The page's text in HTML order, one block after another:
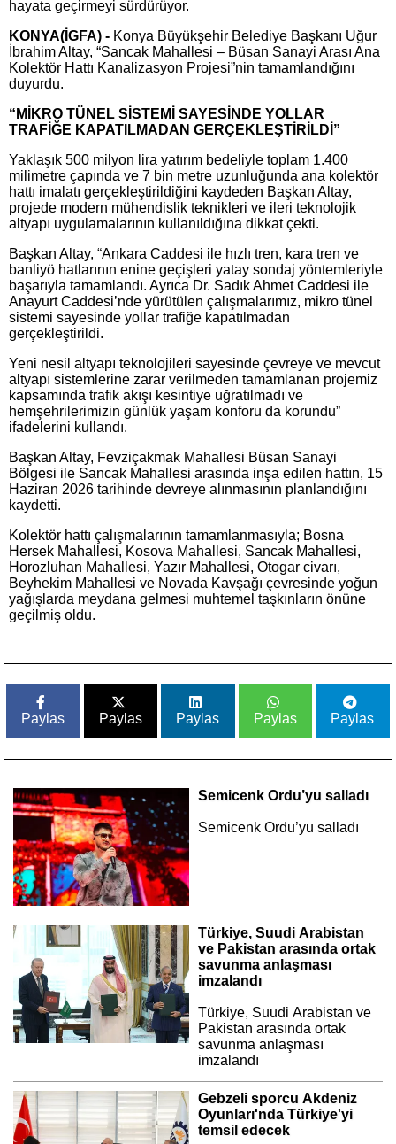
hayata geçirmeyi sürdürüyor.
KONYA(İGFA) - Konya Büyükşehir Belediye Başkanı Uğur
İbrahim Altay, “Sancak Mahallesi – Büsan Sanayi Arası Ana
Kolektör Hattı Kanalizasyon Projesi”nin tamamlandığını
duyurdu.
“MİKRO TÜNEL SİSTEMİ SAYESİNDE YOLLAR
TRAFİĞE KAPATILMADAN GERÇEKLEŞTİRİLDİ”
Yaklaşık 500 milyon lira yatırım bedeliyle toplam 1.400
milimetre çapında ve 7 bin metre uzunluğunda ana kolektör
hattı imalatı gerçekleştirildiğini kaydeden Başkan Altay,
projede modern mühendislik teknikleri ve ileri teknolojik
altyapı uygulamalarının kullanıldığına dikkat çekti.
Başkan Altay, “Ankara Caddesi ile hızlı tren, kara tren ve
banliyö hatlarının enine geçişleri yatay sondaj yöntemleriyle
başarıyla tamamlandı. Ayrıca Dr. Sadık Ahmet Caddesi ile
Anayurt Caddesi’nde yürütülen çalışmalarımız, mikro tünel
sistemi sayesinde yollar trafiğe kapatılmadan
gerçekleştirildi.
Yeni nesil altyapı teknolojileri sayesinde çevreye ve mevcut
altyapı sistemlerine zarar verilmeden tamamlanan projemiz
kapsamında trafik akışı kesintiye uğratılmadı ve
hemşehrilerimizin günlük yaşam konforu da korundu”
ifadelerini kullandı.
Başkan Altay, Fevziçakmak Mahallesi Büsan Sanayi
Bölgesi ile Sancak Mahallesi arasında inşa edilen hattın, 15
Haziran 2026 tarihinde devreye alınmasının planlandığını
kaydetti.
Kolektör hattı çalışmalarının tamamlanmasıyla; Bosna
Hersek Mahallesi, Kosova Mahallesi, Sancak Mahallesi,
Horozluhan Mahallesi, Yazır Mahallesi, Otogar civarı,
Beyhekim Mahallesi ve Novada Kavşağı çevresinde yoğun
yağışlarda meydana gelmesi muhtemel taşkınların önüne
geçilmiş oldu.
Paylas Paylas Paylas Paylas Paylas
Semicenk Ordu’yu salladı
Semicenk Ordu’yu salladı
Türkiye, Suudi Arabistan
ve Pakistan arasında ortak
savunma anlaşması
imzalandı
Türkiye, Suudi Arabistan ve
Pakistan arasında ortak
savunma anlaşması
imzalandı
Gebzeli sporcu Akdeniz
Oyunları'nda Türkiye'yi
temsil edecek